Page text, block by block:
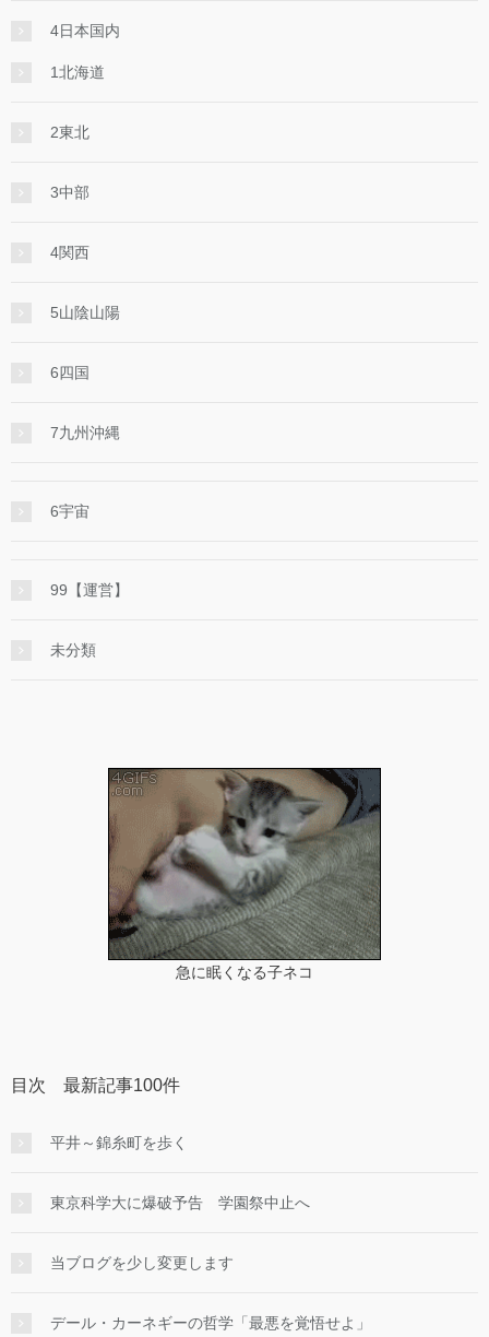
4日本国内
1北海道
2東北
3中部
4関西
5山陰山陽
6四国
7九州沖縄
6宇宙
99【運営】
未分類
急に眠くなる子ネコ
目次 最新記事100件
平井～錦糸町を歩く
東京科学大に爆破予告 学園祭中止へ
当ブログを少し変更します
デール・カーネギーの哲学「最悪を覚悟せよ」